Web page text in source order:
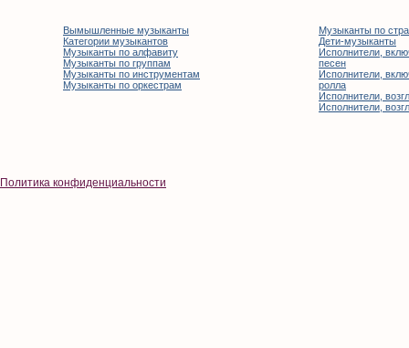
Вымышленные музыканты
Категории музыкантов
Музыканты по алфавиту
Музыканты по группам
Музыканты по инструментам
Музыканты по оркестрам
Музыканты по
Дети-музыканты
Исполнители,
песен
Исполнители,
ролла
Исполнители,
Исполнители,
Политика конфиденциальности